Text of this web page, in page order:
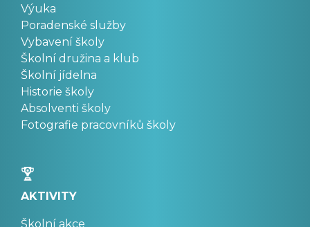
Výuka
Poradenské služby
Vybavení školy
Školní družina a klub
Školní jídelna
Historie školy
Absolventi školy
Fotografie pracovníků školy
AKTIVITY
Školní akce